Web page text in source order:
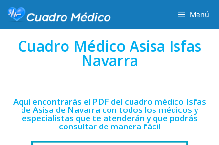
Menú
Cuadro Médico Asisa Isfas
Navarra
Aquí encontrarás el PDF del cuadro médico Isfas
de Asisa de Navarra con todos los médicos y
especialistas que te atenderán y que podrás
consultar de manera fácil